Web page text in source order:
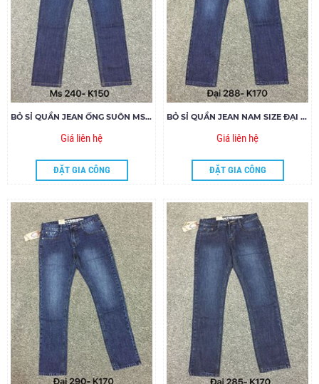
BỎ SỈ QUẦN JEAN ỐNG SUÔN MS240
Giá liên hệ
ĐẶT GIA CÔNG
BỎ SỈ QUẦN JEAN NAM SIZE ĐẠI NAFUCO MS288-E170
Giá liên hệ
ĐẶT GIA CÔNG